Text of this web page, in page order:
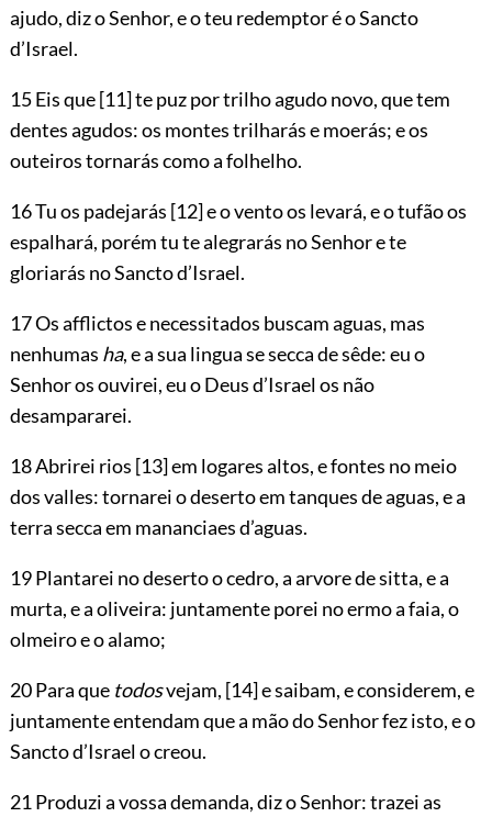
ajudo, diz o Senhor, e o teu redemptor é o Sancto
d’Israel.
15 Eis que[11]te puz por trilho agudo novo, que tem
dentes agudos: os montes trilharás e moerás; e os
outeiros tornarás como a folhelho.
16 Tu os padejarás [12]e o vento os levará, e o tufão os
espalhará, porém tu te alegrarás no Senhor e te
gloriarás no Sancto d’Israel.
17 Os afflictos e necessitados buscam aguas, mas
nenhumas ha, e a sua lingua se secca de sêde: eu o
Senhor os ouvirei, eu o Deus d’Israel os não
desampararei.
18 Abrirei rios [13]em logares altos, e fontes no meio
dos valles: tornarei odeserto em tanques de aguas, e a
terra secca em mananciaes d’aguas.
19 Plantarei no deserto o cedro, a arvore de sitta, e a
murta, e a oliveira: juntamente porei no ermo a faia, o
olmeiro e o alamo;
20 Para que todosvejam, [14]e saibam, e considerem, e
juntamente entendam que a mão do Senhor fez isto, e o
Sancto d’Israel o creou.
21 Produzi a vossa demanda, diz o Senhor: trazei as